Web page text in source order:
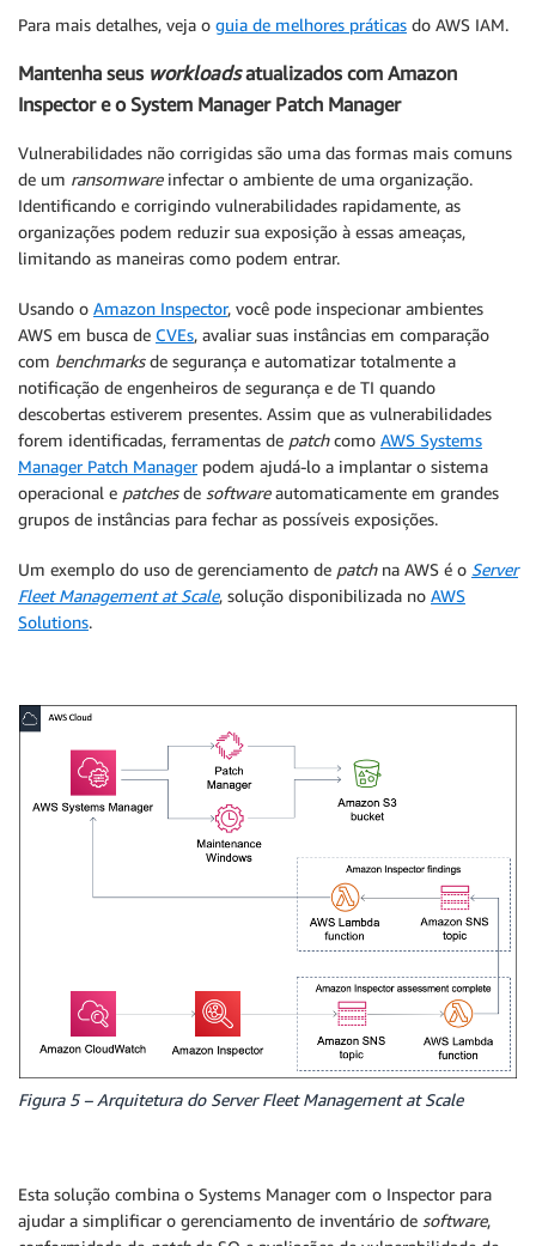
Para mais detalhes, veja o guia de melhores práticas do AWS IAM.
Mantenha seus workloadsatualizados com Amazon
Inspector e o System Manager Patch Manager
Vulnerabilidades não corrigidas são uma das formas mais comuns
de um ransomwareinfectar o ambiente de uma organização.
Identificando e corrigindo vulnerabilidades rapidamente, as
organizações podem reduzir sua exposição à essas ameaças,
limitando as maneiras como podem entrar.
Usando o Amazon Inspector, você pode inspecionar ambientes
AWS em busca de CVEs, avaliar suas instâncias em comparação
com benchmarksde segurança e automatizar totalmente a
notificação de engenheiros de segurança e de TI quando
descobertas estiverem presentes. Assim que as vulnerabilidades
forem identificadas, ferramentas de patchcomo AWS Systems
Manager Patch Managerpodem ajudá-lo a implantar o sistema
operacional e patchesde softwareautomaticamente em grandes
grupos de instâncias para fechar as possíveis exposições.
Um exemplo do uso de gerenciamento de patchna AWS é o Server
Fleet Management at Scale, solução disponibilizada no AWS
Solutions.
Figura 5 – Arquitetura do Server Fleet Management at Scale
Esta solução combina o Systems Manager com o Inspector para
ajudar a simplificar o gerenciamento de inventário de software,